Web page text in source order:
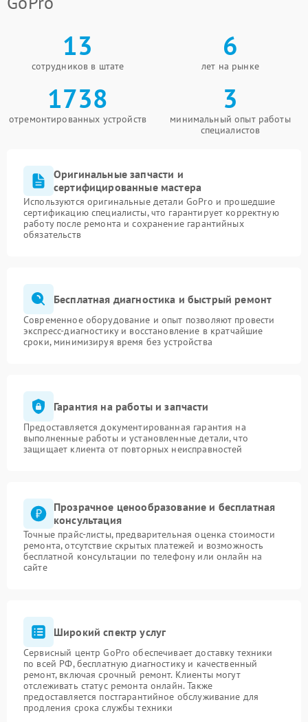
13
сотрудников в штате
6
лет на рынке
1738
отремонтированных устройств
3
минимальный опыт работы
специалистов
Оригинальные запчасти и
сертифицированные мастера
Используются оригинальные детали GoPro и прошедшие
сертификацию специалисты, что гарантирует корректную
работу после ремонта и сохранение гарантийных
обязательств
Бесплатная диагностика и быстрый ремонт
Современное оборудование и опыт позволяют провести
экспресс-диагностику и восстановление в кратчайшие
сроки, минимизируя время без устройства
Гарантия на работы и запчасти
Предоставляется документированная гарантия на
выполненные работы и установленные детали, что
защищает клиента от повторных неисправностей
Прозрачное ценообразование и бесплатная
консультация
Точные прайс-листы, предварительная оценка стоимости
ремонта, отсутствие скрытых платежей и возможность
бесплатной консультации по телефону или онлайн на
сайте
Широкий спектр услуг
Сервисный центр GoPro обеспечивает доставку техники
по всей РФ, бесплатную диагностику и качественный
ремонт, включая срочный ремонт. Клиенты могут
отслеживать статус ремонта онлайн. Также
предоставляется постгарантийное обслуживание для
продления срока службы техники